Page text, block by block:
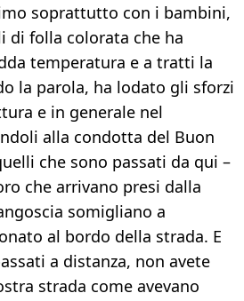
soprattutto con i bambini,
di folla colorata che ha
temperatura e a tratti la
la parola, ha lodato gli sforzi
e in generale nel
alla condotta del Buon
che sono passati da qui –
che arrivano presi dalla
somigliano a
al bordo della strada. E
a distanza, non avete
strada come avevano